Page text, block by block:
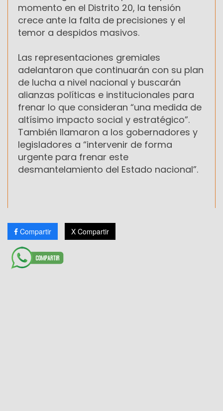
momento en el Distrito 20, la tensión
crece ante la falta de precisiones y el
temor a despidos masivos.
Las representaciones gremiales
adelantaron que continuarán con su plan
de lucha a nivel nacional y buscarán
alianzas políticas e institucionales para
frenar lo que consideran “una medida de
altísimo impacto social y estratégico”.
También llamaron a los gobernadores y
legisladores a “intervenir de forma
urgente para frenar este
desmantelamiento del Estado nacional”.
Compartir X Compartir